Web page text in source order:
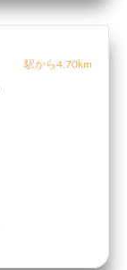
駅から4.70km